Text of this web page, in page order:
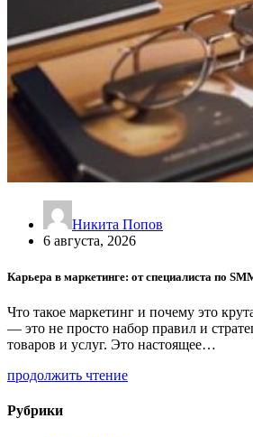
Никита Попов
6 августа, 2026
Карьера в маркетинге: от специалиста по
Что такое маркетинг и почему это
— это не просто набор правил и
товаров и услуг. Это настоящее…
продолжить чтение
Рубрики